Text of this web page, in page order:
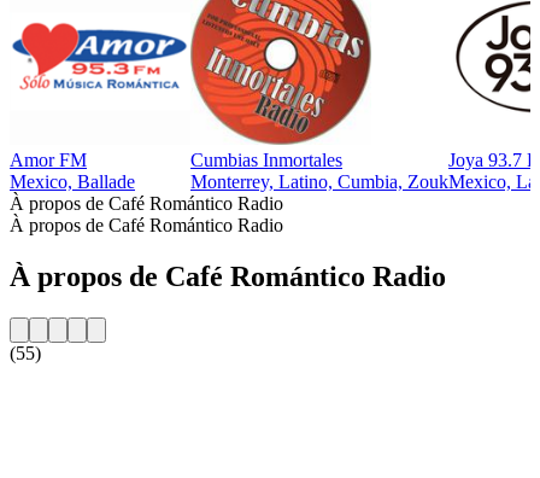
Amor FM
Mexico, Ballade
Cumbias Inmortales
Monterrey, Latino, Cumbia, Zouk
Joya 93.7
Mexico,
À propos de Café Romántico Radio
À propos de Café Romántico Radio
À propos de Café Romántico Radio
(55)